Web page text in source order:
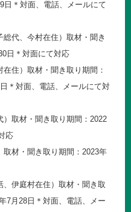
日＊対面、電話、メールにて
代、今村在住）取材・聞き
日＊対面にて対応
在住）取材・聞き取り期間：
＊対面、電話、メールにて対
取材・聞き取り期間：2022
応
取材・聞き取り期間：2023年
伊庭村在住）取材・聞き取
7月28日＊対面、電話、メー